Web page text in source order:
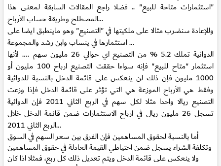
"استثمارات متاحة للبيع" .. فضلا راجع المقالات السابقة لمعنى هذا
المصطلح وطريقة حساب الأرباح...
وللإعادة سنضرب مثالا على ملكيتها في "التصنيع" وهو ماينطبق ايضا على
استثمارها في ينساب وابن رشد والمجموعة ...
الدوائية تملك 5.2 % من التصنيع اي حوالي 26 مليون سهم .... لأنها
استثمار "متاح للبيع" فإنه سواءا حققت التصنيع ارباح 100 مليون أو
1000 مليون فإن ذلك لن ينعكس على قائمة الدخل بالنسبة للدوائية
وفقط هي الأرباح الموزعة هي التي تؤثر على قائمة الدخل فإذا وزعت
التصنيع ريالا واحدا مثلا لكل سهم في الربع الثاني 2011 فإن الدوائية
تسجل 26 مليون ريال في ارباح الاستثمارات ضمن قائمة الدخل خلال
الربع الثاني 2011...
أما بالنسبة لحقوق المساهمين فإن الفرق بين سعر السهم في السوق
وتكلفة الشراء يسجل ضمن احتياطي القيمة العادلة في حقوق المساهمين
ولا ينعكس على قائمة الدخل ويتم تعديل ذلك كل ربع، فمثلا اذا كان